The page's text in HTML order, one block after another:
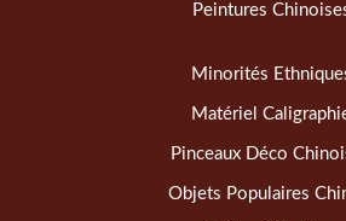
Peintures
Minorités
Matériel
Pinceaux Déco
Objets Populaires